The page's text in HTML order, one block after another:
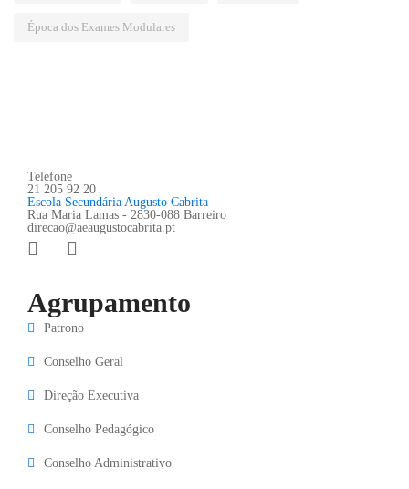
Época dos Exames Modulares
Telefone
21 205 92 20
Escola Secundária Augusto Cabrita
Rua Maria Lamas - 2830-088 Barreiro
direcao@aeaugustocabrita.pt
Agrupamento
Patrono
Conselho Geral
Direção Executiva
Conselho Pedagógico
Conselho Administrativo